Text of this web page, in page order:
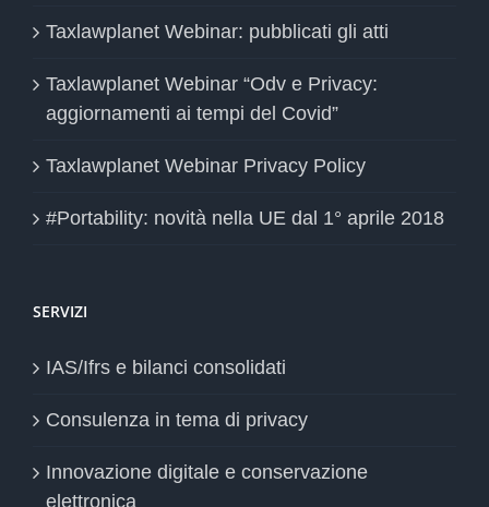
Taxlawplanet Webinar: pubblicati gli atti
Taxlawplanet Webinar “Odv e Privacy:
aggiornamenti ai tempi del Covid”
Taxlawplanet Webinar Privacy Policy
#Portability: novità nella UE dal 1° aprile 2018
SERVIZI
IAS/Ifrs e bilanci consolidati
Consulenza in tema di privacy
Innovazione digitale e conservazione
elettronica